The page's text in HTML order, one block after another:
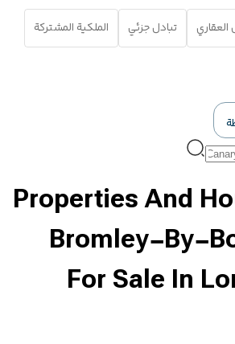
تبادل جزئي الملكية المشتركة
Properties And
Bromley-By-
For Sale In